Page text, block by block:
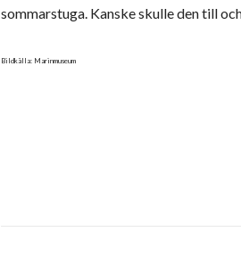
sommarstuga. Kanske skulle den till
Bildkälla: Marinmuseum